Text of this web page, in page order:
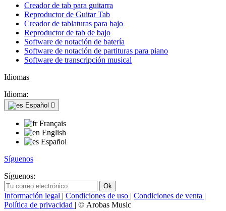
Creador de tab para guitarra
Reproductor de Guitar Tab
Creador de tablaturas para bajo
Reproductor de tab de bajo
Software de notación de batería
Software de notación de partituras para piano
Software de transcripción musical
Idiomas
Idioma:
Español 
Français
English
Español
Síguenos
Síguenos:
Información legal | Condiciones de uso | Condiciones de venta |
Política de privacidad | © Arobas Music